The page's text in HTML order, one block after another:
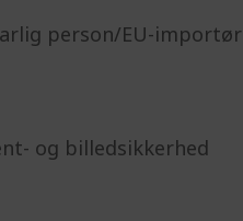
person/EU-importør
og billedsikkerhed